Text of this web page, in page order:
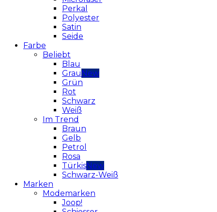
Perkal
Polyester
Satin
Seide
Farbe
Beliebt
Blau
Grau
Grün
Rot
Schwarz
Weiß
Im Trend
Braun
Gelb
Petrol
Rosa
Türkis
Schwarz-Weiß
Marken
Modemarken
Joop!